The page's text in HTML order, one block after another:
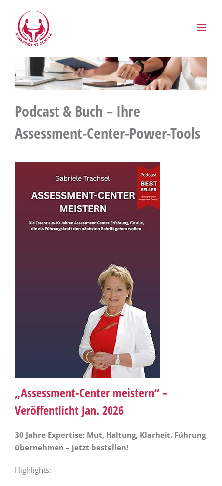
springen
Podcast & Buch – Ihre
Assessment-Center-Power-Tools
„Assessment-Center meistern“ –
Veröffentlicht Jan. 2026
30 Jahre Expertise: Mut, Haltung, Klarheit. Führung
übernehmen – jetzt bestellen!
Highlights: